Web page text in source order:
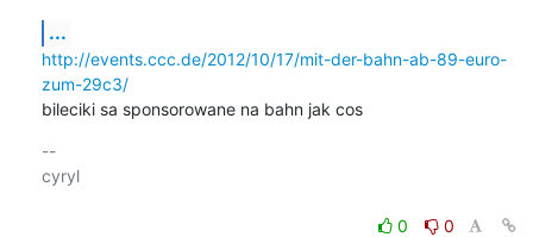
...
http://events.ccc.de/2012/10/17/mit-der-bahn-ab-89-euro-
zum-29c3/
bileciki sa sponsorowane na bahn jak cos
--
cyryl
0
0